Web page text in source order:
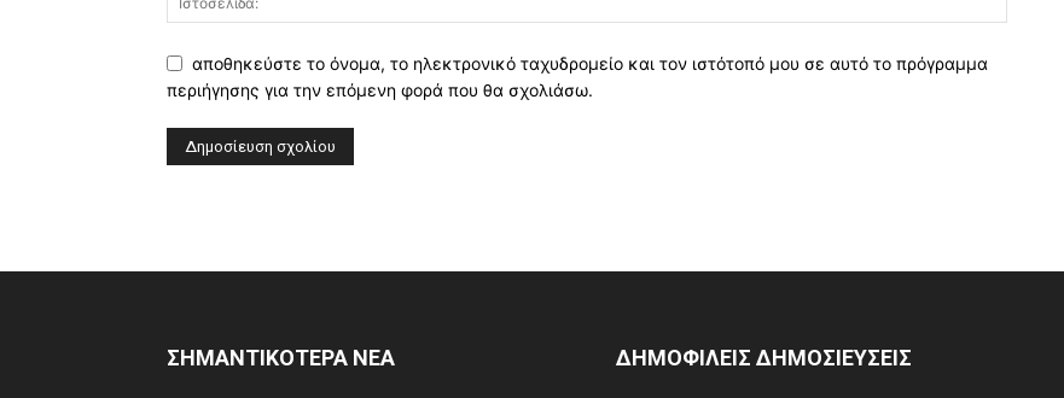
αποθηκεύστε το όνομα, το ηλεκτρονικό ταχυδρομείο και τον ιστότοπό μου σε αυτό το πρόγραμμα
περιήγησης για την επόμενη φορά που θα σχολιάσω.
ΣΗΜΑΝΤΙΚΟΤΕΡΑ ΝΕΑ ΔΗΜΟΦΙΛΕΙΣ ΔΗΜΟΣΙΕΥΣΕΙΣ